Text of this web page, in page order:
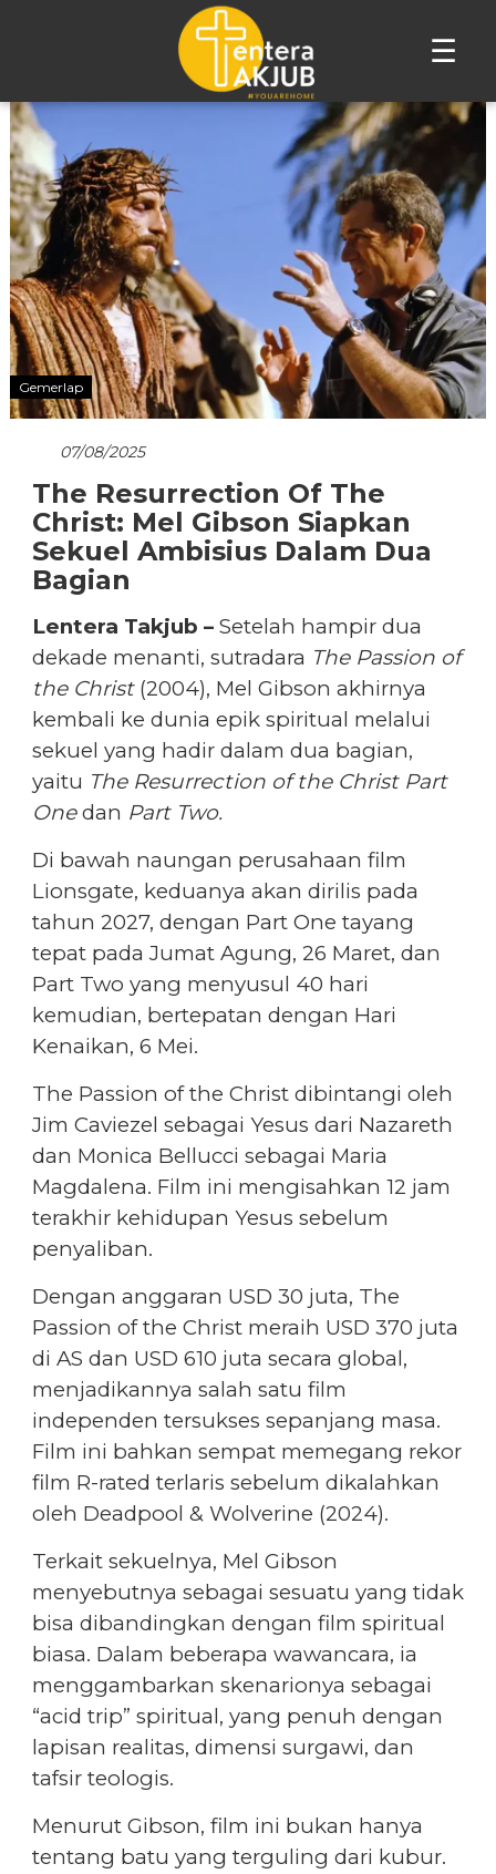
☰
Lompat
ke
konten
Gemerlap
07/08/2025
The Resurrection Of The
Christ: Mel Gibson Siapkan
Sekuel Ambisius Dalam Dua
Bagian
Lentera Takjub –Setelah hampir dua
dekade menanti, sutradara The Passion of
the Christ(2004), Mel Gibson akhirnya
kembali ke dunia epik spiritual melalui
sekuel yang hadir dalam dua bagian,
yaitu The Resurrection of the Christ Part
Onedan Part Two.
Di bawah naungan perusahaan film
Lionsgate, keduanya akan dirilis pada
tahun 2027, dengan Part One tayang
tepat pada Jumat Agung, 26 Maret, dan
Part Two yang menyusul 40 hari
kemudian, bertepatan dengan Hari
Kenaikan, 6 Mei.
The Passion of the Christ dibintangi oleh
Jim Caviezel sebagai Yesus dari Nazareth
dan Monica Bellucci sebagai Maria
Magdalena. Film ini mengisahkan 12 jam
terakhir kehidupan Yesus sebelum
penyaliban.
Dengan anggaran USD 30 juta, The
Passion of the Christ meraih USD 370 juta
di AS dan USD 610 juta secara global,
menjadikannya salah satu film
independen tersukses sepanjang masa.
Film ini bahkan sempat memegang rekor
film R-rated terlaris sebelum dikalahkan
oleh Deadpool & Wolverine (2024).
Terkait sekuelnya, Mel Gibson
menyebutnya sebagai sesuatu yang tidak
bisa dibandingkan dengan film spiritual
biasa. Dalam beberapa wawancara, ia
menggambarkan skenarionya sebagai
“acid trip” spiritual, yang penuh dengan
lapisan realitas, dimensi surgawi, dan
tafsir teologis.
Menurut Gibson, film ini bukan hanya
tentang batu yang terguling dari kubur.